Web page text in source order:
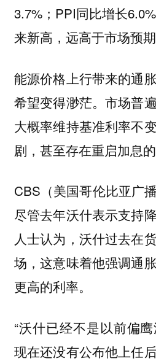
3.7%；PPI‌同比增长
来新高，远高于市场预期
能源价格上行带来的通
希望变得渺茫。市场普
大概率维持基准利率不
剧，甚至存在重启加息的
CBS（美国哥伦比亚广
尽管去年沃什表示支持
人士认为，沃什过去在
场，这意味着他强调通
更高的利率。
“沃什已经不是以前偏
现在还没有公布他上任